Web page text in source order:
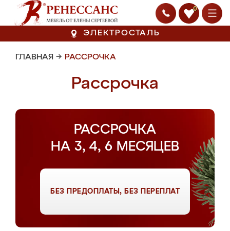
0
ЭЛЕКТРОСТАЛЬ
ГЛАВНАЯ → РАССРОЧКА
Рассрочка
РАССРОЧКА
НА 3, 4, 6 МЕСЯЦЕВ
БЕЗ ПРЕДОПЛАТЫ, БЕЗ ПЕРЕПЛАТ